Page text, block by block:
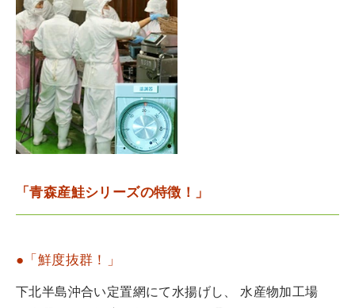
「青森産鮭シリーズの特徴！」
●「鮮度抜群！」
下北半島沖合い定置網にて水揚げし、 水産物加工場